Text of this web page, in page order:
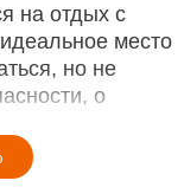
на отдых с
место
но не
о